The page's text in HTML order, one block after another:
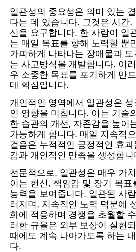
일관성의 중요성은 의미 있는
다는 데 있습니다. 그것은 시간,
신을 요구합니다. 한 사람이 일
는 매일 목표를 향해 노력할 뿐
가피하게 나타나는 장애물과
는 사고방식을 개발합니다. 이
우 소중한 목표를 포기하게 만
데 핵심입니다.
개인적인 영역에서 일관성은
인 영향을 미칩니다. 이는 기술
한 습관의 개선, 자존감을 높이
가능하게 합니다. 매일 지속적
걸음은 누적적인 긍정적인 효
감과 개인적인 만족을 생성합니
전문적으로, 일관성은 매우 가
이는 헌신, 책임감 및 장기 목표
능력을 보여줍니다. 일관된 사
러지며, 지속적인 노력 덕분에
화에 적응하며 경쟁을 초월할
러한 규율은 외부 보상이 실현
때에도 계속 나아가도록 하는
다.